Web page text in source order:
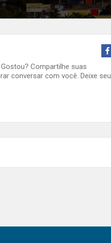
Compartilhe suas
conversar com você. Deixe seu